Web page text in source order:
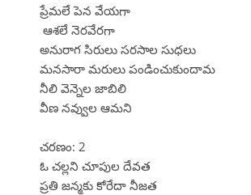
ప్రేమలే పెన వేయగా
ఆశలే నెరవేరగా
అనురాగ సిరులు సరసాల సుధలు
మనసారా మరులు పండించుకుందామ
నీలి వెన్నెల జాబిలి
వీణ నవ్వుల ఆమని
చరణం: 2
ఓ చల్లని చూపుల దేవత
ప్రతి జన్మకు కోరేదా నీజత